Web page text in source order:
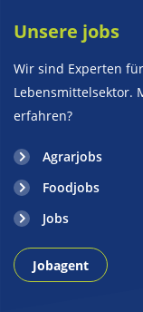
Unsere jobs
Wir sind Experten
Lebensmittelsektor.
erfahren?
Agrarjobs
Foodjobs
Jobs
Jobagent